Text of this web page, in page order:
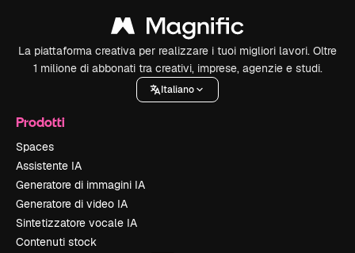
La piattaforma creativa per realizzare i tuoi migliori lavori. Oltre
1 milione di abbonati tra creativi, imprese, agenzie e studi.
Italiano
Prodotti
Spaces
Assistente IA
Generatore di immagini IA
Generatore di video IA
Sintetizzatore vocale IA
Contenuti stock